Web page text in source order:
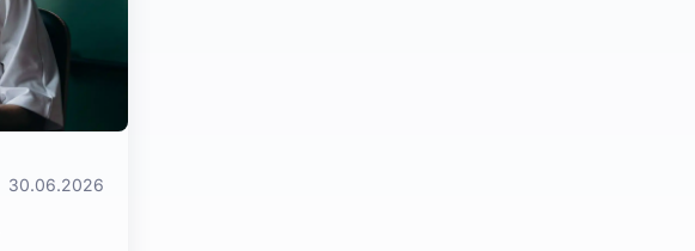
30.06.2026